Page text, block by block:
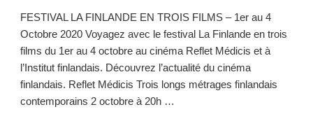
FESTIVAL LA FINLANDE EN TROIS FILMS – 1er au 4
Octobre 2020 Voyagez avec le festival La Finlande en trois
films du 1er au 4 octobre au cinéma Reflet Médicis et à
l’Institut finlandais. Découvrez l’actualité du cinéma
finlandais. Reflet Médicis Trois longs métrages finlandais
contemporains 2 octobre à 20h …